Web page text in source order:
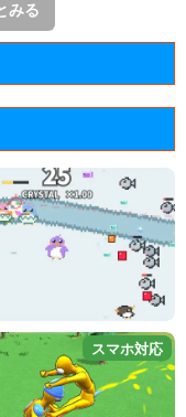
みる
スマホ対応